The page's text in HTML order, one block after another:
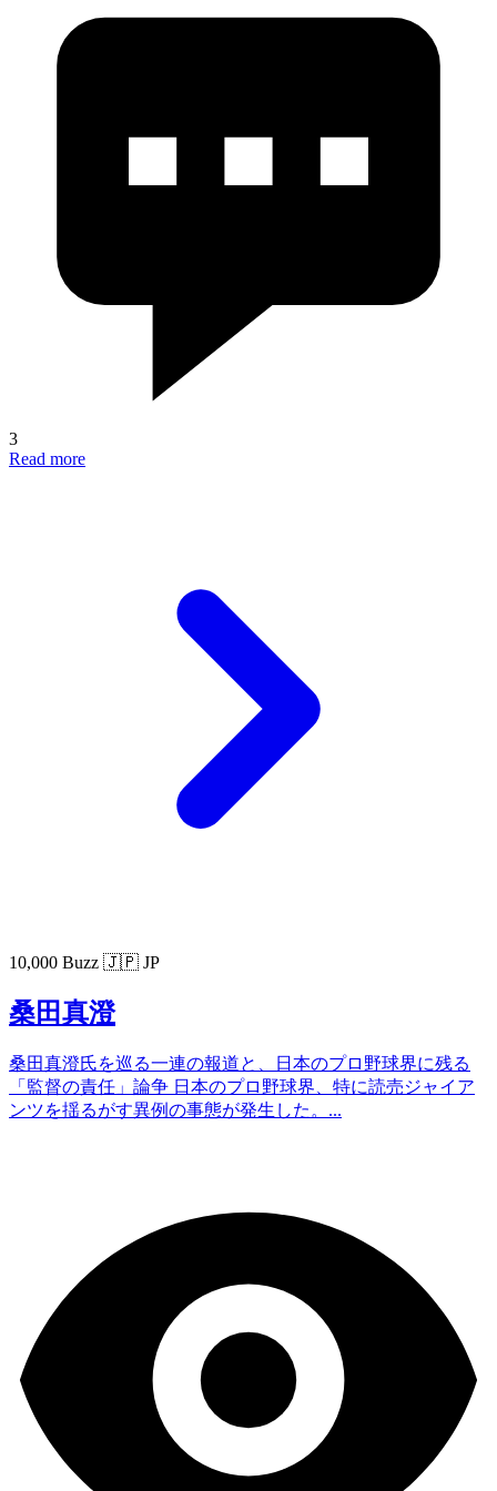
3
Read more
10,000 Buzz 🇯🇵 JP
桑田真澄
桑田真澄氏を巡る一連の報道と、日本のプロ野球界に残る
「監督の責任」論争 日本のプロ野球界、特に読売ジャイア
ンツを揺るがす異例の事態が発生した。...